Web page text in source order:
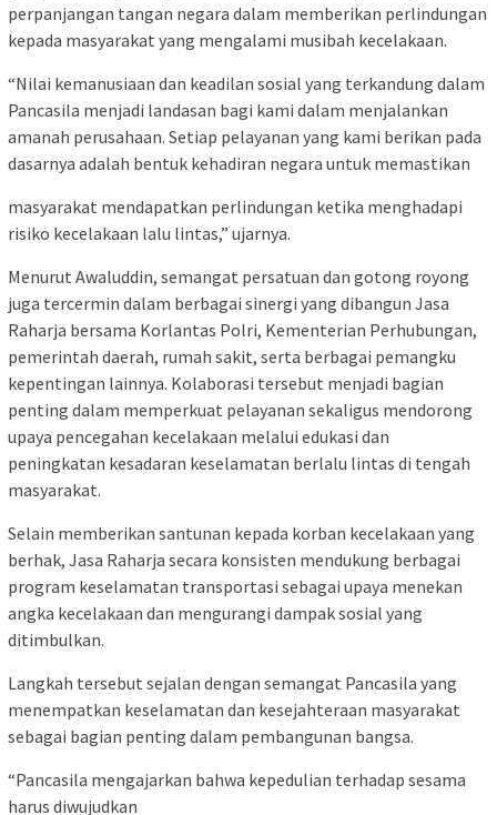
perpanjangan tangan negara dalam memberikan perlindungan
kepada masyarakat yang mengalami musibah kecelakaan.
“Nilai kemanusiaan dan keadilan sosial yang terkandung dalam
Pancasila menjadi landasan bagi kami dalam menjalankan
amanah perusahaan. Setiap pelayanan yang kami berikan pada
dasarnya adalah bentuk kehadiran negara untuk memastikan
masyarakat mendapatkan perlindungan ketika menghadapi
risiko kecelakaan lalu lintas,” ujarnya.
Menurut Awaluddin, semangat persatuan dan gotong royong
juga tercermin dalam berbagai sinergi yang dibangun Jasa
Raharja bersama Korlantas Polri, Kementerian Perhubungan,
pemerintah daerah, rumah sakit, serta berbagai pemangku
kepentingan lainnya. Kolaborasi tersebut menjadi bagian
penting dalam memperkuat pelayanan sekaligus mendorong
upaya pencegahan kecelakaan melalui edukasi dan
peningkatan kesadaran keselamatan berlalu lintas di tengah
masyarakat.
Selain memberikan santunan kepada korban kecelakaan yang
berhak, Jasa Raharja secara konsisten mendukung berbagai
program keselamatan transportasi sebagai upaya menekan
angka kecelakaan dan mengurangi dampak sosial yang
ditimbulkan.
Langkah tersebut sejalan dengan semangat Pancasila yang
menempatkan keselamatan dan kesejahteraan masyarakat
sebagai bagian penting dalam pembangunan bangsa.
“Pancasila mengajarkan bahwa kepedulian terhadap sesama
harus diwujudkan